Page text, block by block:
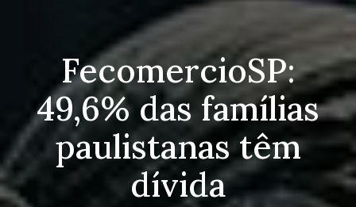
FecomercioSP:
49,6% das famílias
paulistanas têm
dívida